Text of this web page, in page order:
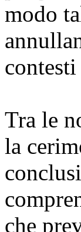
modo
Tra le
la
che